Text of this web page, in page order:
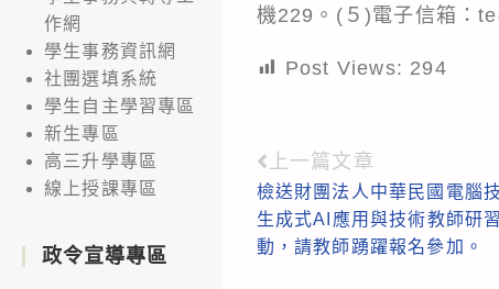
機229。(５)電子信箱：
Post Views: 294
Read
more
articles
上一篇文章
檢送財團法人中華民國電腦
生成式AI應用與技術教師研
動，請教師踴躍報名參加。
作網
學生事務資訊網
社團選填系統
學生自主學習專區
新生專區
高三升學專區
線上授課專區
政令宣導專區